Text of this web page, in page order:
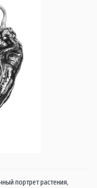
портрет растения,